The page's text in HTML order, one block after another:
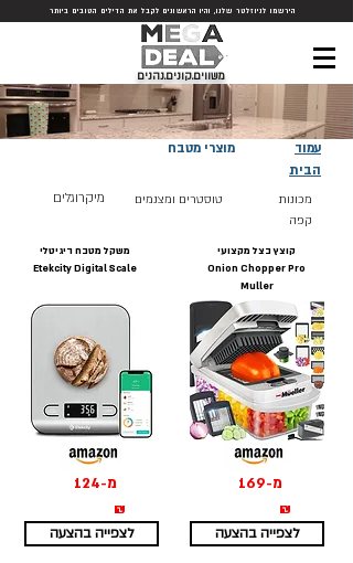
הירשמו לניוזלטר שלנו, והיו הראשונים לקבל את הדילים הטובים ביותר
משווים.קונים.נהנים
מוצרי מטבח
עמוד
הבית
מיקרוגלים
טוסטרים ומצנמים
מכונות
קפה
משקל מטבח דיגיטלי
Etekcity Digital Scale
מ-124
₪
לצפייה בהצעה
קוצץ בצל מקצועי
Onion Chopper Pro
Muller
מ-169
₪
לצפייה בהצעה